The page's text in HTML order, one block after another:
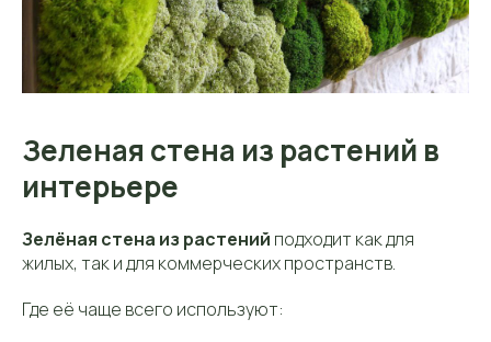
Зеленая стена из растений в
интерьере
Зелёная стена из растений подходит как для
жилых, так и для коммерческих пространств.
Где её чаще всего используют: